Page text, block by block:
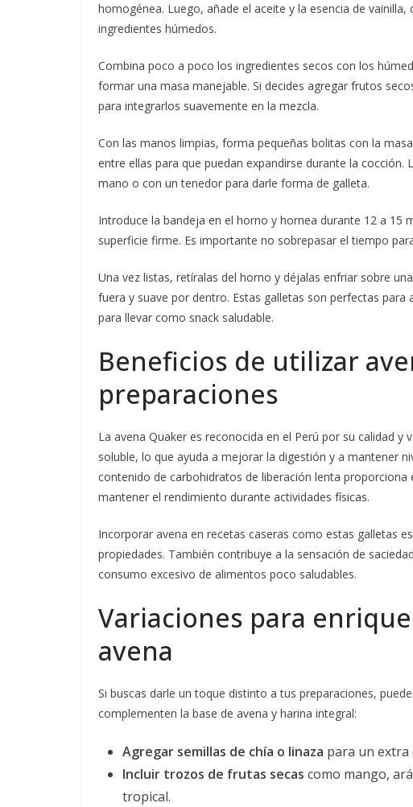
homogénea. Luego, añade el aceite y la esencia de
ingredientes húmedos.
Combina poco a poco los ingredientes secos con los
formar una masa manejable. Si decides agregar frutos
para integrarlos suavemente en la mezcla.
Con las manos limpias, forma pequeñas bolitas con la
entre ellas para que puedan expandirse durante la
mano o con un tenedor para darle forma de galleta.
Introduce la bandeja en el horno y hornea durante 12 a 15
superficie firme. Es importante no sobrepasar el tiempo
Una vez listas, retíralas del horno y déjalas enfriar sobre
fuera y suave por dentro. Estas galletas son perfectas
para llevar como snack saludable.
Beneficios de utilizar
preparaciones
La avena Quaker es reconocida en el Perú por su calidad y
soluble, lo que ayuda a mejorar la digestión y a mantener
contenido de carbohidratos de liberación lenta
mantener el rendimiento durante actividades físicas.
Incorporar avena en recetas caseras como estas galletas
propiedades. También contribuye a la sensación de
consumo excesivo de alimentos poco saludables.
Variaciones para
avena
Si buscas darle un toque distinto a tus preparaciones,
complementen la base de avena y harina integral:
Agregar semillas de chía o linaza para un extra
Incluir trozos de frutas secas como mango,
tropical.